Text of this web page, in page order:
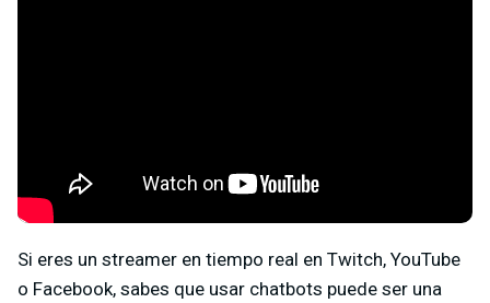
Si eres un streamer en tiempo real en Twitch, YouTube
o Facebook, sabes que usar chatbots puede ser una